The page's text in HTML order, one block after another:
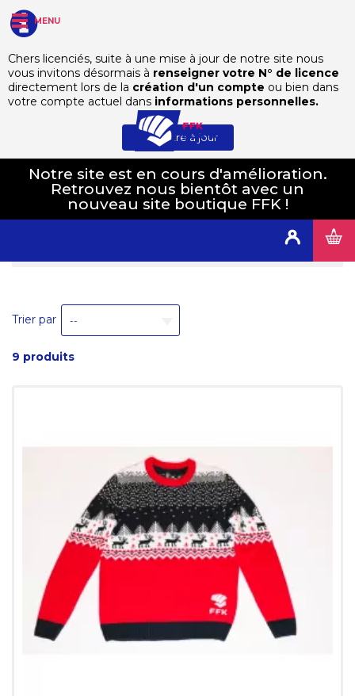
MENU
Chers licenciés, suite à une mise à jour de notre site nous
vous invitons désormais à renseigner votre N° de licence
directement lors de la création d'un compte ou bien dans
votre compte actuel dans informations personnelles.
Mettre à jour
Notre site est en cours d'amélioration.
Retrouvez nous bientôt avec un
nouveau site boutique FFK !
Connexion
Textiles
Textiles
Filtrer par
Catégorie
Trier par --
9 produits